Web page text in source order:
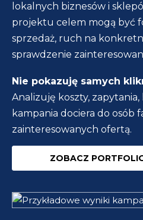
lokalnych biznesów i
projektu celem mogą być
sprzedaż, ruch na
sprawdzenie
Nie pokazuję samych
Analizuję koszty,
kampania dociera do osób
zainteresowanych ofertą.
ZOBACZ